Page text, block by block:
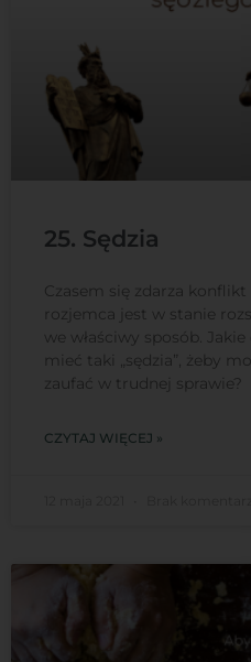
25. Sędzia
Czasem się zdarza
rozjemca jest w stanie
we właściwy sposób.
mieć taki „sędzia”, żeby
zaufać w trudnej sprawie?
CZYTAJ WIĘCEJ »